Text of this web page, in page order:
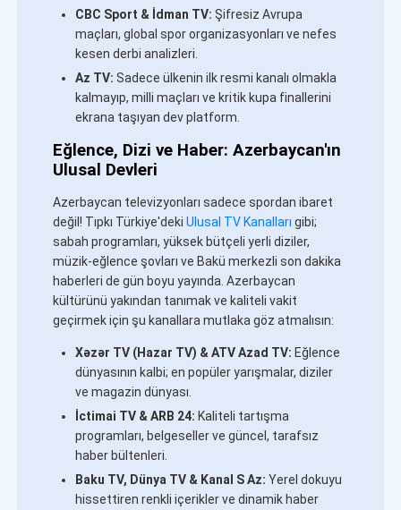
CBC Sport & İdman TV: Şifresiz Avrupa
maçları, global spor organizasyonları ve nefes
kesen derbi analizleri.
Az TV: Sadece ülkenin ilk resmi kanalı olmakla
kalmayıp, milli maçları ve kritik kupa finallerini
ekrana taşıyan dev platform.
Eğlence, Dizi ve Haber: Azerbaycan'ın
Ulusal Devleri
Azerbaycan televizyonları sadece spordan ibaret
değil! Tıpkı Türkiye'dekiUlusal TV Kanalları gibi;
sabah programları, yüksek bütçeli yerli diziler,
müzik-eğlence şovları ve Bakü merkezli son dakika
haberleri de gün boyu yayında. Azerbaycan
kültürünü yakından tanımak ve kaliteli vakit
geçirmek için şu kanallara mutlaka göz atmalısın:
Xəzər TV (Hazar TV) & ATV Azad TV: Eğlence
dünyasının kalbi; en popüler yarışmalar, diziler
ve magazin dünyası.
İctimai TV & ARB 24: Kaliteli tartışma
programları, belgeseller ve güncel, tarafsız
haber bültenleri.
Baku TV, Dünya TV & Kanal S Az: Yerel dokuyu
hissettiren renkli içerikler ve dinamik haber